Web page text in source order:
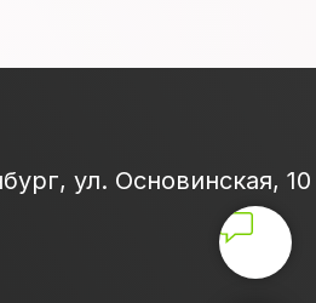
ул. Основинская, 10